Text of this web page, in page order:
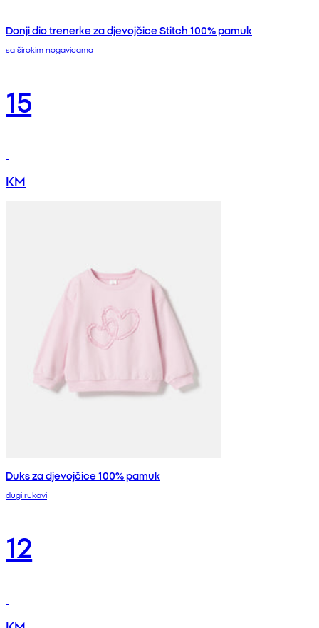
Donji dio trenerke za djevojčice Stitch 100% pamuk
sa širokim nogavicama
15
KM
Duks za djevojčice 100% pamuk
dugi rukavi
12